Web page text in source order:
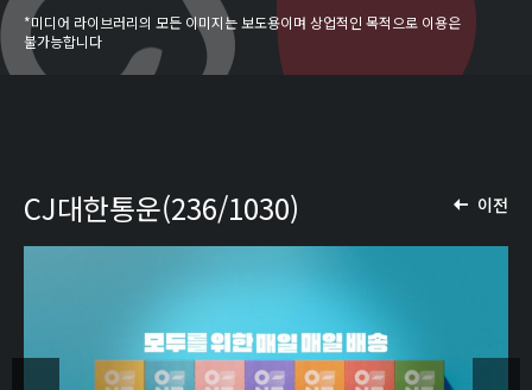
*미디어 라이브러리의 모든 이미지는 보도용이며 상업적인 목적으로 이용은
불가능합니다
이전
CJ대한통운(236/1030)